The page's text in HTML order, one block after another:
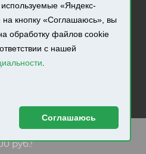
«Яндекс-
кнопку «Соглашаюсь», вы
обработку файлов cookie
с нашей
.
Соглашаюсь
сумма заказа составляет
руб.!
Все права защищены.